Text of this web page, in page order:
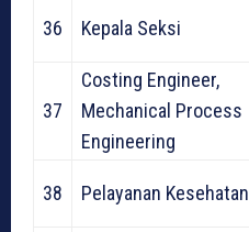
36 Kepala Seksi
37
Costing Engineer,
Mechanical Process
Engineering
38 Pelayanan Kesehatan